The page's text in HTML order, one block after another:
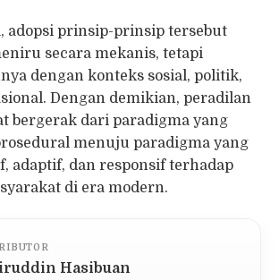
adopsi prinsip-prinsip tersebut
secara mekanis, tetapi
dengan konteks sosial, politik,
Dengan demikian, peradilan
bergerak dari paradigma yang
menuju paradigma yang
adaptif, dan responsif terhadap
di era modern.
Hasibuan